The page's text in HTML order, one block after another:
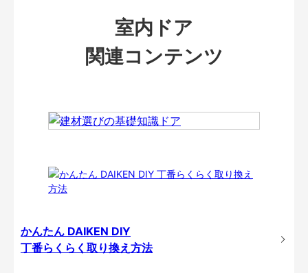
室内ドア
関連コンテンツ
かんたん DAIKEN DIY
丁番らくらく取り換え方法